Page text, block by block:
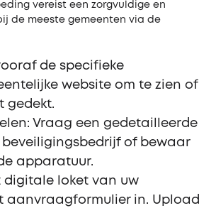
vereist een zorgvuldige en
de meeste gemeenten via de
de specifieke
website om te zien of
gedekt.
Vraag een gedetailleerde
of bewaar
apparatuur.
digitale loket van uw
aanvraagformulier in. Upload